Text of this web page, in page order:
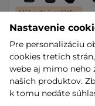
Výhodné splátky
Doprava zadarmo
Nastavenie
Pre personalizáciu
cookies tretích
webe aj mimo neho
našich produktov.
k tomu nedáte